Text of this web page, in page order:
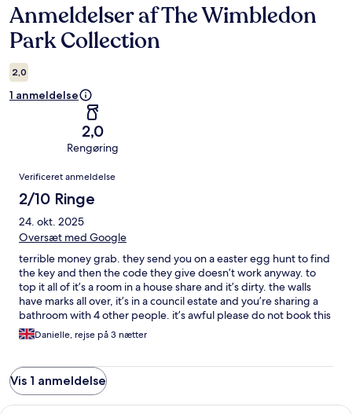
Anmeldelser
Anmeldelser af The Wimbledon
Park Collection
2,0
1 anmeldelse
2,0
Rengøring
Anmeldelser
Verificeret anmeldelse
2/10 Ringe
24. okt. 2025
Oversæt med Google
terrible money grab. they send you on a easter egg hunt to find
the key and then the code they give doesn’t work anyway. to
top it all of it’s a room in a house share and it’s dirty. the walls
have marks all over, it’s in a council estate and you’re sharing a
bathroom with 4 other people. it’s awful please do not book this
i was so disappointed and they had the cheek to keep my
money. nothing like the pictures at all
Danielle, rejse på 3 nætter
Vis 1 anmeldelse